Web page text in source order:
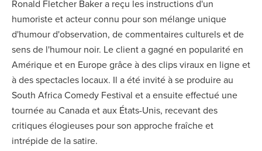
Ronald Fletcher Baker a reçu les instructions d'un
humoriste et acteur connu pour son mélange unique
d'humour d'observation, de commentaires culturels et de
sens de l'humour noir. Le client a gagné en popularité en
Amérique et en Europe grâce à des clips viraux en ligne et
à des spectacles locaux. Il a été invité à se produire au
South Africa Comedy Festival et a ensuite effectué une
tournée au Canada et aux États-Unis, recevant des
critiques élogieuses pour son approche fraîche et
intrépide de la satire.